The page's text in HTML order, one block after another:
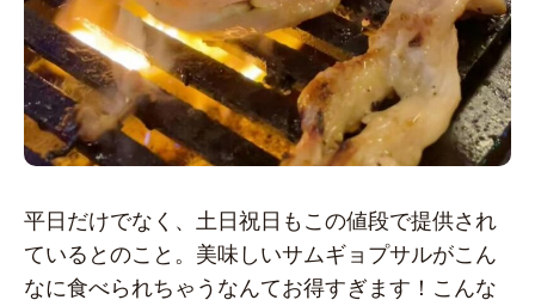
平日だけでなく、土日祝日もこの値段で提供され
ているとのこと。美味しいサムギョプサルがこん
なに食べられちゃうなんてお得すぎます！こんな